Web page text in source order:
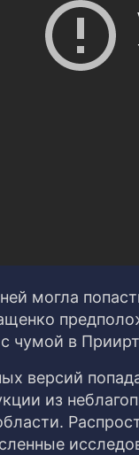
могла
с чумой в
версий
из